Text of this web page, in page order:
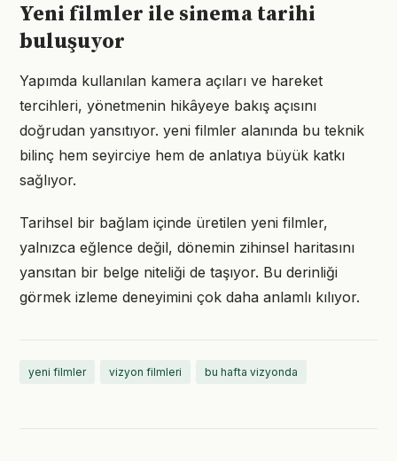
Yeni filmler ile sinema tarihi
buluşuyor
Yapımda kullanılan kamera açıları ve hareket
tercihleri, yönetmenin hikâyeye bakış açısını
doğrudan yansıtıyor. yeni filmler alanında bu teknik
bilinç hem seyirciye hem de anlatıya büyük katkı
sağlıyor.
Tarihsel bir bağlam içinde üretilen yeni filmler,
yalnızca eğlence değil, dönemin zihinsel haritasını
yansıtan bir belge niteliği de taşıyor. Bu derinliği
görmek izleme deneyimini çok daha anlamlı kılıyor.
yeni filmler vizyon filmleri bu hafta vizyonda